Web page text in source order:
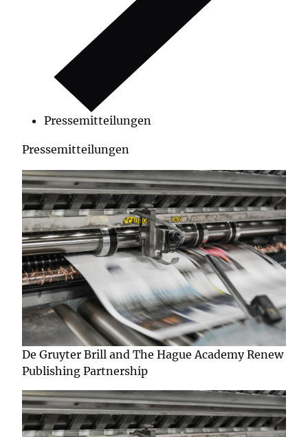
Pressemitteilungen
Pressemitteilungen
De Gruyter Brill and The Hague Academy Renew
Publishing Partnership